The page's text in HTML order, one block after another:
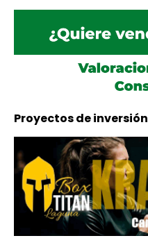
Proyectos de inversión